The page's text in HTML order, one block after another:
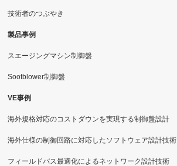
技術者のつぶやき
製品事例
スエージングマシン制御盤
Sootblower制御盤
VE事例
海外規格対応のコストダウンを実現する制御盤設計
海外仕様の制御回路に対応したソフトウェア設計技術
フィールドバス最適化によるネットワーク設計技術